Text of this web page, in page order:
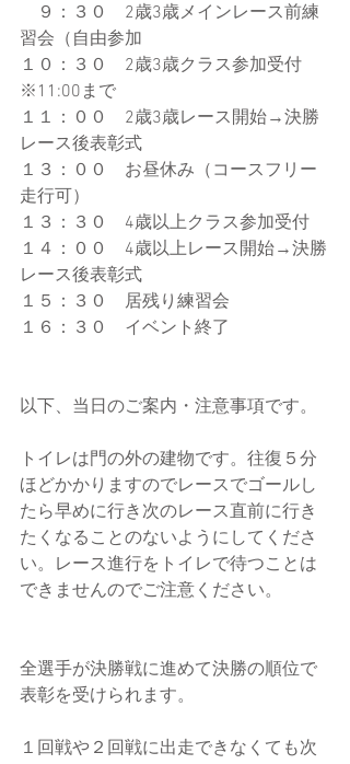
９：３０　2歳3歳メインレース前練
習会（自由参加
１０：３０　2歳3歳クラス参加受付
※11:00まで
１１：００　2歳3歳レース開始→決勝
レース後表彰式
１３：００　お昼休み（コースフリー
走行可）
１３：３０　4歳以上クラス参加受付
１４：００　4歳以上レース開始→決勝
レース後表彰式
１５：３０　居残り練習会
１６：３０　イベント終了
以下、当日のご案内・注意事項です。
トイレは門の外の建物です。往復５分
ほどかかりますのでレースでゴールし
たら早めに行き次のレース直前に行き
たくなることのないようにしてくださ
い。レース進行をトイレで待つことは
できませんのでご注意ください。
全選手が決勝戦に進めて決勝の順位で
表彰を受けられます。
１回戦や２回戦に出走できなくても次